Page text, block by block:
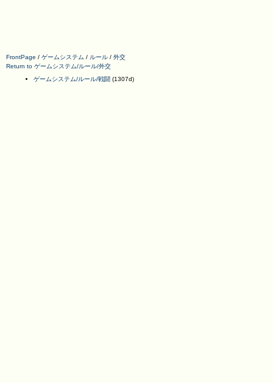
FrontPage / ゲームシステム / ルール / 外交
Return to ゲームシステム/ルール/外交
ゲームシステム/ルール/戦闘 (1307d)